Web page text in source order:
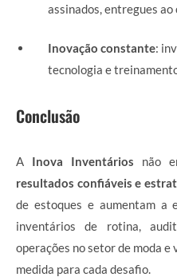
assinados, entregues ao
Inovação constante:
tecnologia e
Conclusão
A Inova Inventários não
resultados confiáveis e
de estoques e aumentam a
inventários de rotina,
operações no setor de moda e
medida para cada desafio.